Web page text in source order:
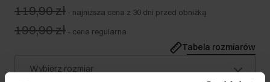
119,90 zł - najniższa cena z 30 dni przed obniżką
199,90 zł - cena regularna
Tabela rozmiarów
Wybierz rozmiar